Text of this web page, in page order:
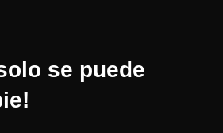
se puede